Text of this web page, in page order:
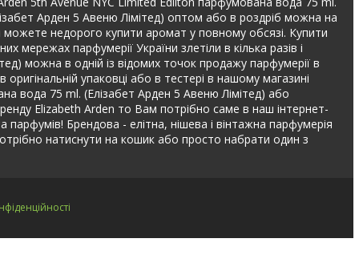
Арден 5 Авеню Лімітед) оптом або в роздріб можна на
недорого купити аромат у повному обсязі. Купити
мережах парфумерії України злетіли в кілька разів і
можна в одній із відомих точок продажу парфумерії в
упаковці або в тестері в нашому магазині
вода 75 ml. (Елізабет Арден 5 Авеню Лімітед) або
Elizabeth Arden то Вам потрібно саме в наш інтернет-
парфумів! Брендова - елітна, нішева і вінтажна парфумерія
натиснути на кошик або просто набрати один з